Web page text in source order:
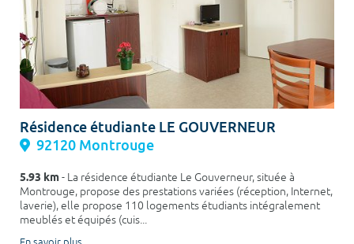
Résidence étudiante LE GOUVERNEUR
92120 Montrouge
5.93 km- La résidence étudiante Le Gouverneur, située à
Montrouge, propose des prestations variées (réception, Internet,
laverie), elle propose 110 logements étudiants intégralement
meublés et équipés (cuis...